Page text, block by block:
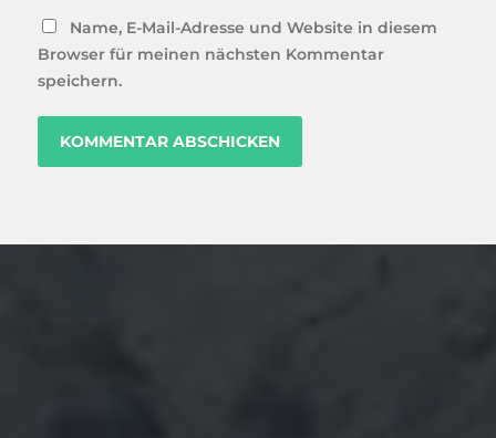
Name, E-Mail-Adresse und Website in diesem
Browser für meinen nächsten Kommentar
speichern.